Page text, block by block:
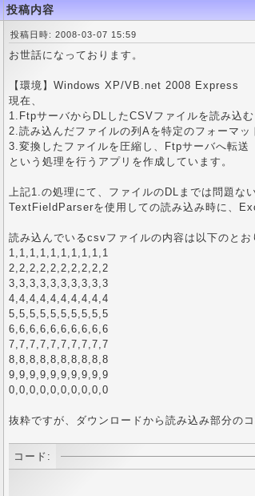
投稿内容
投稿日時: 2008-03-07 15:59
お世話になっております。
【環境】Windows XP/VB.net 2008 Express
現在、
1.FtpサーバからDLしたCSVファイルを読み込む
2.読み込んだファイルの列Aを特定のフォーマッ
3.変換したファイルを圧縮し、Ftpサーバへ転送
という処理を行うアプリを作成しています。
上記1.の処理にて、ファイルのDLまでは問題な
TextFieldParserを使用しての読み込み時に、
読み込んでいるcsvファイルの内容は以下のとお
1,1,1,1,1,1,1,1,1,1
2,2,2,2,2,2,2,2,2,2
3,3,3,3,3,3,3,3,3,3
4,4,4,4,4,4,4,4,4,4
5,5,5,5,5,5,5,5,5,5
6,6,6,6,6,6,6,6,6,6
7,7,7,7,7,7,7,7,7,7
8,8,8,8,8,8,8,8,8,8
9,9,9,9,9,9,9,9,9,9
0,0,0,0,0,0,0,0,0,0
抜粋ですが、ダウンロードから読み込み部分の
コード: